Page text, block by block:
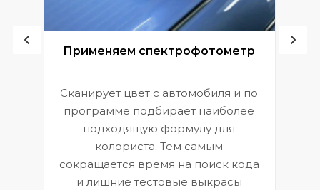
Применяем спектрофотометр
Сканирует цвет с автомобиля и по
программе подбирает наиболее
подходящую формулу для
колориста. Тем самым
сокращается время на поиск кода
и лишние тестовые выкрасы